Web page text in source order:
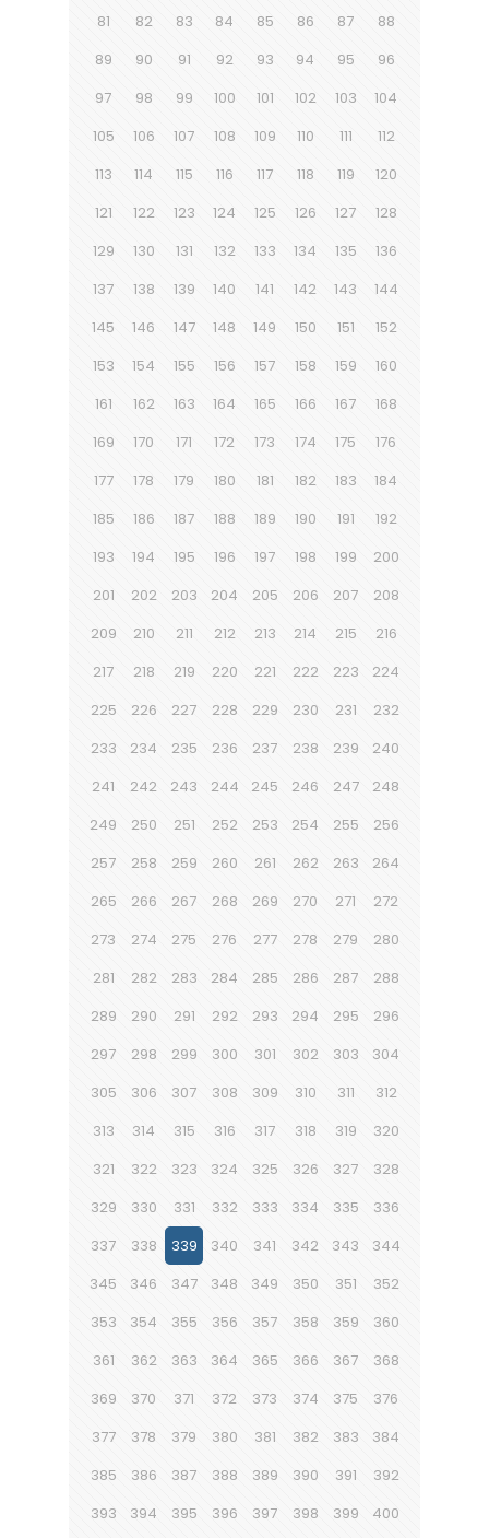
81
82 83 84 85 86 87
88
89
90 91 92 93 94 95
96
97
98 99 100 101 102 103
104
105
106 107 108 109 110 111
112
113
114 115 116 117 118 119
120
121
122 123 124 125 126 127
128
129
130 131 132 133 134 135
136
137
138 139 140 141 142 143
144
145
146 147 148 149 150 151
152
153
154 155 156 157 158 159
160
161
162 163 164 165 166 167
168
169
170 171 172 173 174 175
176
177
178 179 180 181 182 183
184
185
186 187 188 189 190 191
192
193
194 195 196 197 198 199
200
201
202 203 204 205 206 207
208
209
210 211 212 213 214 215
216
217
218 219 220 221 222 223
224
225
226 227 228 229 230 231
232
233
234 235 236 237 238 239
240
241
242 243 244 245 246 247
248
249
250 251 252 253 254 255
256
257
258 259 260 261 262 263
264
265
266 267 268 269 270 271
272
273
274 275 276 277 278 279
280
281
282 283 284 285 286 287
288
289
290 291 292 293 294 295
296
297
298 299 300 301 302 303
304
305
306 307 308 309 310 311
312
313
314 315 316 317 318 319
320
321
322 323 324 325 326 327
328
329
330 331 332 333 334 335
336
337
338 339 340 341 342 343
344
345
346 347 348 349 350 351
352
353
354 355 356 357 358 359
360
361
362 363 364 365 366 367
368
369
370 371 372 373 374 375
376
377
378 379 380 381 382 383
384
385
386 387 388 389 390 391
392
393
394 395 396 397 398 399 400